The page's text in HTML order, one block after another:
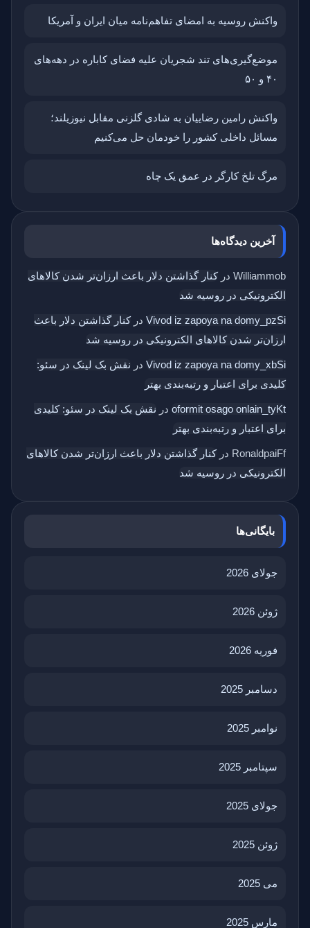
واکنش روسیه به امضای تفاهم‌نامه میان ایران و آمریکا
موضع‌گیری‌های تند شجریان علیه فضای کاباره در دهه‌های
۴۰ و ۵۰
واکنش رامین رضاییان به شادی گلزنی مقابل نیوزیلند؛
مسائل داخلی کشور را خودمان حل می‌کنیم
مرگ تلخ کارگر در عمق یک چاه
آخرین دیدگاه‌ها
Williammob درکنار گذاشتن دلار باعث ارزان‌تر شدن کالاهای
الکترونیکی در روسیه شد
Vivod iz zapoya na domy_pzSi درکنار گذاشتن دلار باعث
ارزان‌تر شدن کالاهای الکترونیکی در روسیه شد
Vivod iz zapoya na domy_xbSi در نقش بک‌ لینک در سئو:
کلیدی برای اعتبار و رتبه‌بندی بهتر
oformit osago onlain_tyKt در نقش بک‌ لینک در سئو: کلیدی
برای اعتبار و رتبه‌بندی بهتر
RonaldpaiFf درکنار گذاشتن دلار باعث ارزان‌تر شدن کالاهای
الکترونیکی در روسیه شد
بایگانی‌ها
جولای 2026
ژوئن 2026
فوریه 2026
دسامبر 2025
نوامبر 2025
سپتامبر 2025
جولای 2025
ژوئن 2025
می 2025
مارس 2025